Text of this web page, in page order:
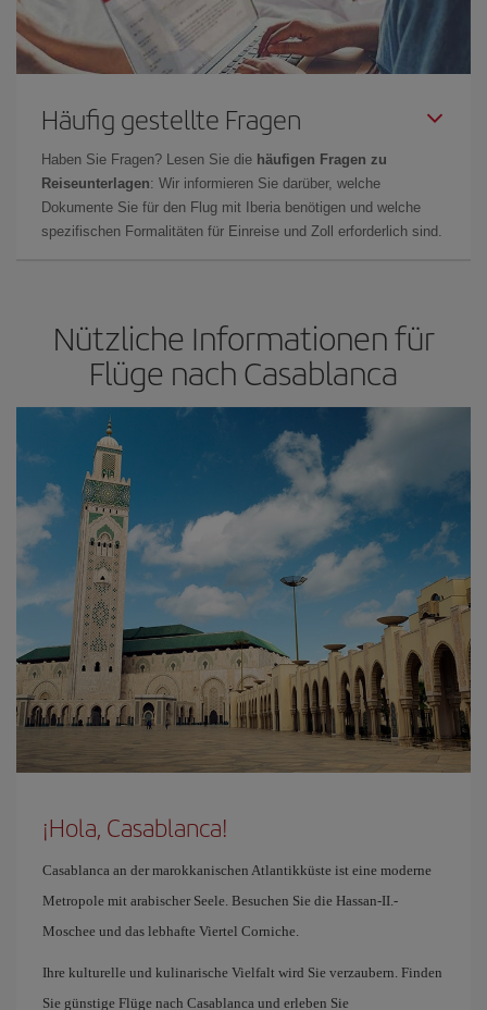
Häufig gestellte Fragen
Haben Sie Fragen? Lesen Sie die häufigen Fragen zu
Reiseunterlagen: Wir informieren Sie darüber, welche
Dokumente Sie für den Flug mit Iberia benötigen und welche
spezifischen Formalitäten für Einreise und Zoll erforderlich sind.
Nützliche Informationen für
Flüge nach Casablanca
¡Hola, Casablanca!
Casablanca an der marokkanischen Atlantikküste ist eine moderne
Metropole mit arabischer Seele. Besuchen Sie die Hassan-II.-
Moschee und das lebhafte Viertel Corniche.
Ihre kulturelle und kulinarische Vielfalt wird Sie verzaubern. Finden
Sie günstige Flüge nach Casablanca und erleben Sie